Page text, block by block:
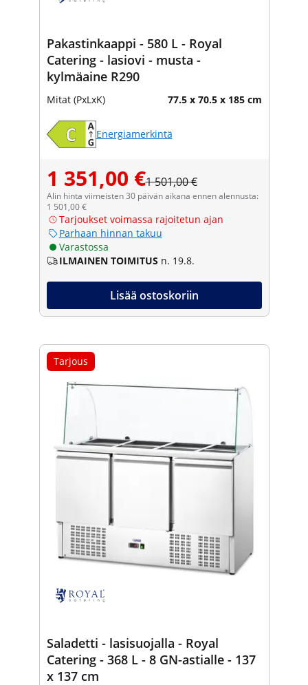
Pakastinkaappi - 580 L - Royal
Catering - lasiovi - musta -
kylmäaine R290
Mitat (PxLxK) 77.5 x 70.5 x 185 cm
Energiamerkintä
1 351,00 €1 501,00 €
Alin hinta viimeisten 30 päivän aikana ennen alennusta:
1 501,00 €
Tarjoukset voimassa rajoitetun ajan
Parhaan hinnan takuu
Varastossa
ILMAINEN TOIMITUS n. 19.8.
Lisää ostoskoriin
Tarjous
Saladetti - lasisuojalla - Royal
Catering - 368 L - 8 GN-astialle - 137
x 137 cm